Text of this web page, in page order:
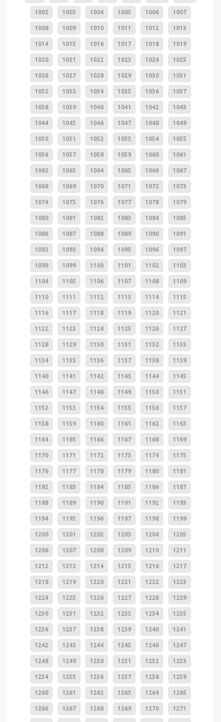
1002 1003 1004 1005 1006 1007
1008 1009 1010 1011 1012 1013
1014 1015 1016 1017 1018 1019
1020 1021 1022 1023 1024 1025
1026 1027 1028 1029 1030 1031
1032 1033 1034 1035 1036 1037
1038 1039 1040 1041 1042 1043
1044 1045 1046 1047 1048 1049
1050 1051 1052 1053 1054 1055
1056 1057 1058 1059 1060 1061
1062 1063 1064 1065 1066 1067
1068 1069 1070 1071 1072 1073
1074 1075 1076 1077 1078 1079
1080 1081 1082 1083 1084 1085
1086 1087 1088 1089 1090 1091
1092 1093 1094 1095 1096 1097
1098 1099 1100 1101 1102 1103
1104 1105 1106 1107 1108 1109
1110 1111 1112 1113 1114 1115
1116 1117 1118 1119 1120 1121
1122 1123 1124 1125 1126 1127
1128 1129 1130 1131 1132 1133
1134 1135 1136 1137 1138 1139
1140 1141 1142 1143 1144 1145
1146 1147 1148 1149 1150 1151
1152 1153 1154 1155 1156 1157
1158 1159 1160 1161 1162 1163
1164 1165 1166 1167 1168 1169
1170 1171 1172 1173 1174 1175
1176 1177 1178 1179 1180 1181
1182 1183 1184 1185 1186 1187
1188 1189 1190 1191 1192 1193
1194 1195 1196 1197 1198 1199
1200 1201 1202 1203 1204 1205
1206 1207 1208 1209 1210 1211
1212 1213 1214 1215 1216 1217
1218 1219 1220 1221 1222 1223
1224 1225 1226 1227 1228 1229
1230 1231 1232 1233 1234 1235
1236 1237 1238 1239 1240 1241
1242 1243 1244 1245 1246 1247
1248 1249 1250 1251 1252 1253
1254 1255 1256 1257 1258 1259
1260 1261 1262 1263 1264 1265
1266 1267 1268 1269 1270 1271